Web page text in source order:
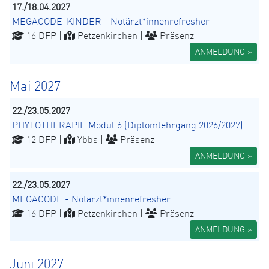
17./18.04.2027
MEGACODE-KINDER - Notärzt*innenrefresher
16 DFP |
Petzenkirchen | Präsenz
ANMELDUNG »
Mai 2027
22./23.05.2027
PHYTOTHERAPIE Modul 6 (Diplomlehrgang 2026/2027)
12 DFP |
Ybbs | Präsenz
ANMELDUNG »
22./23.05.2027
MEGACODE - Notärzt*innenrefresher
16 DFP |
Petzenkirchen | Präsenz
ANMELDUNG »
Juni 2027